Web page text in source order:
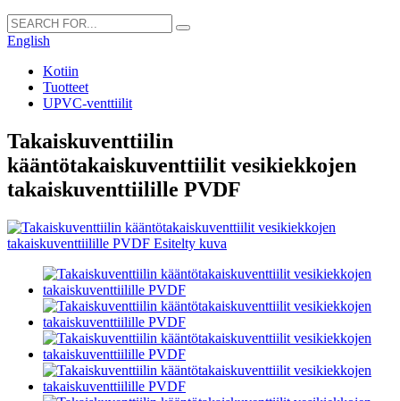
English
Kotiin
Tuotteet
UPVC-venttiilit
Takaiskuventtiilin
kääntötakaiskuventtiilit vesikiekkojen
takaiskuventtiilille PVDF